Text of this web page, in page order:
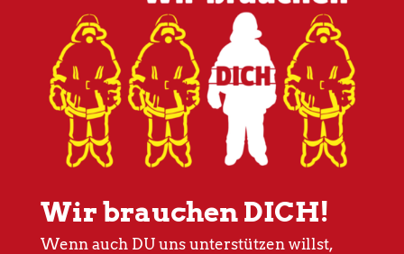
Wir brauchen DICH!
Wenn auch DU uns unterstützen willst,